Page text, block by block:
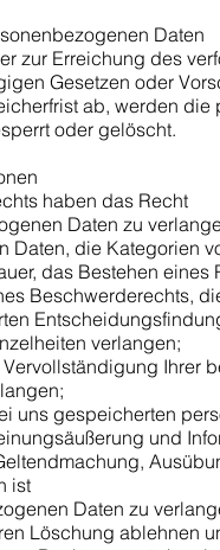
Daten
zur Erreichung des
Gesetzen oder
ab, werden die
oder gelöscht.
haben das Recht
Daten zu
die Kategorien
das Bestehen eines
Beschwerderechts,
verlangen;
Ihrer
uns gespeicherten
und
ist
Daten zu
Löschung ablehnen